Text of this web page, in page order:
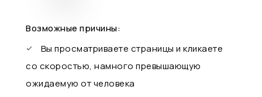
Возможные причины:
Вы просматриваете страницы и кликаете
со скоростью, намного превышающую
ожидаемую от человека